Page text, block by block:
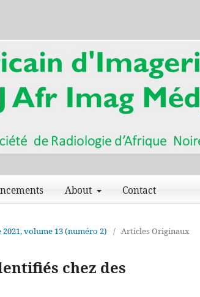
About Contact
volume 13 (numéro 2) / Articles Originaux
chez des